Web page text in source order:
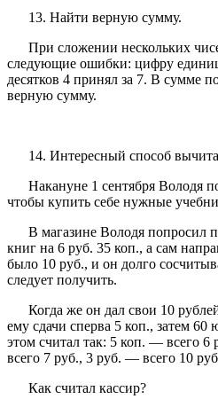
13. Найти верную сумму.
При сложении нескольких
следующие ошибки: цифру
десятков 4 принял за 7. В сумме
верную сумму.
14. Интересный способ
Накануне 1 сентября Володя
чтобы купить себе нужные
В магазине Володя попросил
книг на 6 руб. 35 коп., а сам
было 10 руб., и он долго
следует получить.
Когда же он дал свои 10 рублей
ему сдачи сперва 5 коп., затем 60
этом считал так: 5 коп. — всего
всего 7 руб., 3 руб. — всего 10
Как считал кассир?